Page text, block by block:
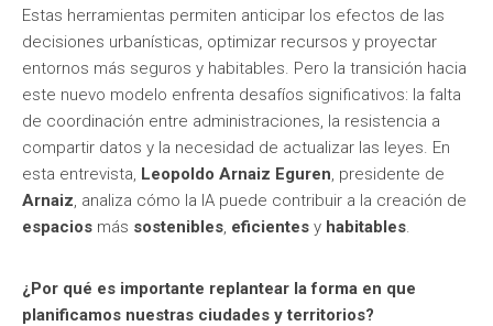
Estas herramientas permiten anticipar los efectos de las
decisiones urbanísticas, optimizar recursos y proyectar
entornos más seguros y habitables. Pero la transición hacia
este nuevo modelo enfrenta desafíos significativos: la falta
de coordinación entre administraciones, la resistencia a
compartir datos y la necesidad de actualizar las leyes. En
esta entrevista, Leopoldo Arnaiz Eguren, presidente de
Arnaiz, analiza cómo la IA puede contribuir a la creación de
espacios más sostenibles, eficientes y habitables.
¿Por qué es importante replantear la forma en que
planificamos nuestras ciudades y territorios?